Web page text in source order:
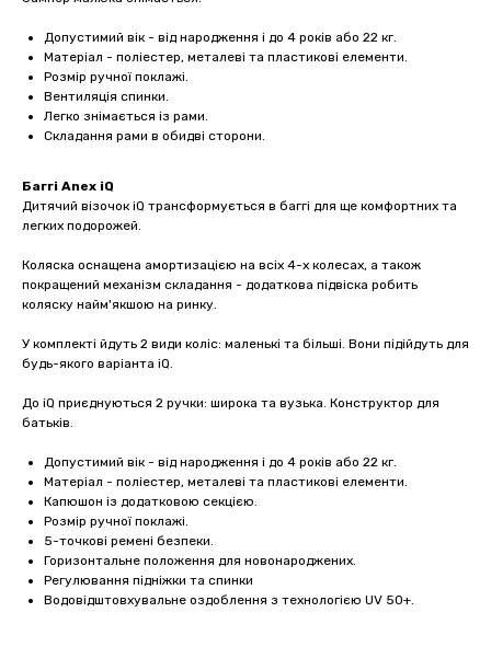
Допустимий вік - від народження і до 4 років або 22 кг.
Матеріал - поліестер, металеві та пластикові елементи.
Розмір ручної поклажі.
Вентиляція спинки.
Легко знімається із рами.
Складання рами в обидві сторони.
Баггі Anex iQ
Дитячий візочок iQ трансформується в баггі для ще комфортних та
легких подорожей.
Коляска оснащена амортизацією на всіх 4-х колесах, а також
покращений механізм складання - додаткова підвіска робить
коляску найм'якшою на ринку.
У комплекті йдуть 2 види коліс: маленькі та більші. Вони підійдуть для
будь-якого варіанта iQ.
До iQ приєднуються 2 ручки: широка та вузька. Конструктор для
батьків.
Допустимий вік - від народження і до 4 років або 22 кг.
Матеріал - поліестер, металеві та пластикові елементи.
Капюшон із додатковою секцією.
Розмір ручної поклажі.
5-точкові ремені безпеки.
Горизонтальне положення для новонароджених.
Регулювання підніжки та спинки
Водовідштовхувальне оздоблення з технологією UV 50+.